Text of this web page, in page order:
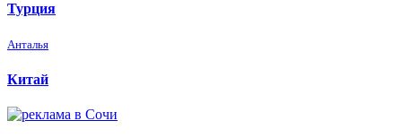
Турция
Анталья
Китай